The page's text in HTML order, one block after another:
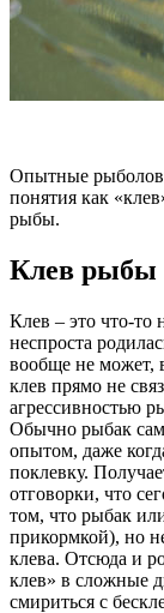
Опытные
понятия как
рыбы.
Клев рыбы
Клев – это что-то
неспроста
вообще не может,
клев прямо не
агрессивностью
Обычно рыбак
опытом, даже
поклевку.
отговорки, что
том, что рыбак
прикормкой), но
клева. Отсюда и
клев» в сложные
смириться с